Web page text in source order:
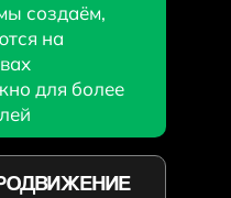
создаём,
на
для более